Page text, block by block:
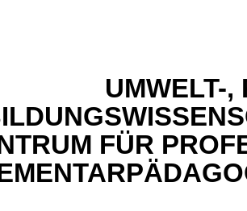
UMWELT-,
FÜR